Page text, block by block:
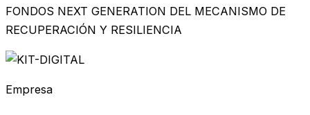
FONDOS NEXT GENERATION DEL MECANISMO DE
RECUPERACIÓN Y RESILIENCIA
Empresa